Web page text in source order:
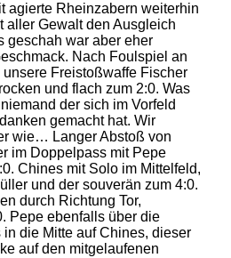
agierte Rheinzabern weiterhin
aller Gewalt den Ausgleich
geschah war aber eher
Nach Foulspiel an
Freistoßwaffe Fischer
und flach zum 2:0. Was
der sich im Vorfeld
gemacht hat. Wir
wie… Langer Abstoß von
im Doppelpass mit Pepe
Chines mit Solo im Mittelfeld,
und der souverän zum 4:0.
durch Richtung Tor,
Pepe ebenfalls über die
die Mitte auf Chines, dieser
auf den mitgelaufenen